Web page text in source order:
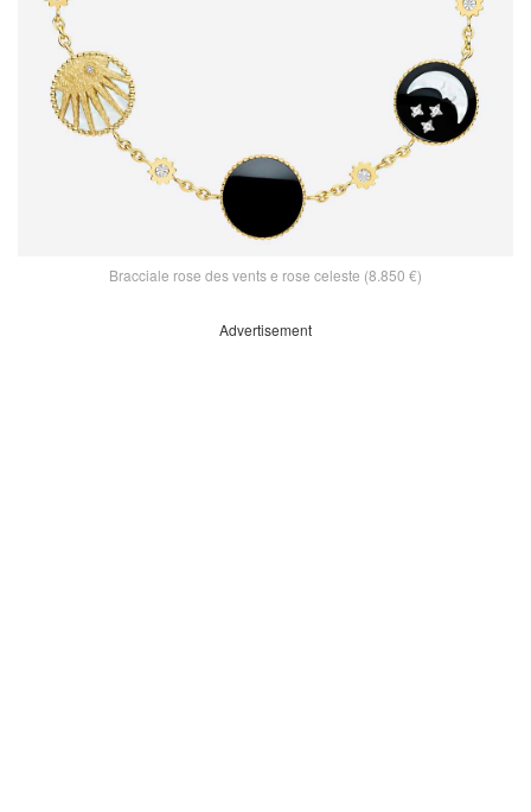
Bracciale rose des vents e rose celeste (8.850 €)
Advertisement